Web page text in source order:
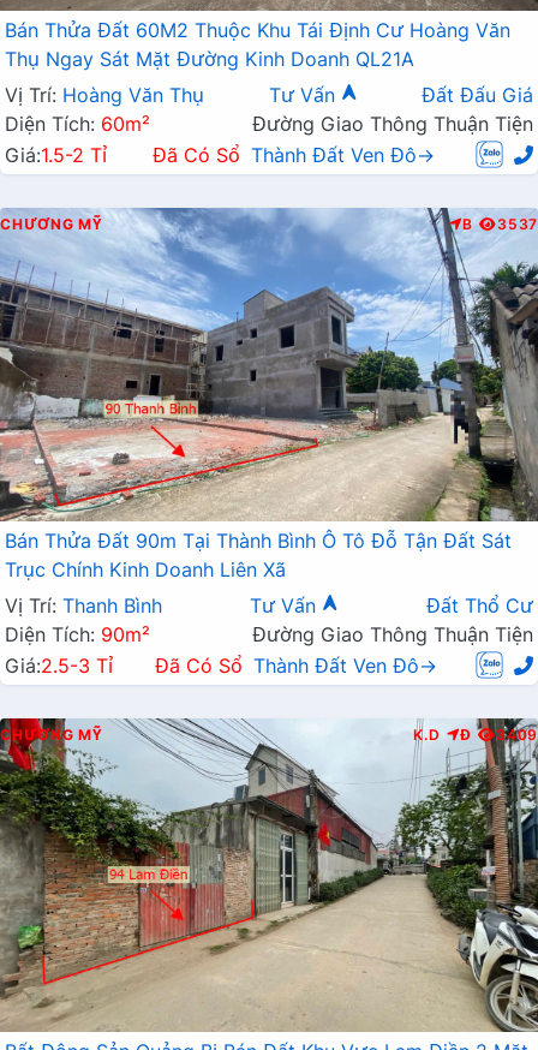
Bán Thửa Đất 60M2 Thuộc Khu Tái Định Cư Hoàng Văn
Thụ Ngay Sát Mặt Đường Kinh Doanh QL21A
Vị Trí: Hoàng Văn Thụ Tư Vấn
Đất Đấu Giá
Diện Tích: 60m²
Đường Giao Thông Thuận Tiện
Giá:1.5-2 Tỉ Đã Có Sổ Thành Đất Ven Đô→
CHƯƠNG MỸ B 3537
Bán Thửa Đất 90m Tại Thành Bình Ô Tô Đỗ Tận Đất Sát
Trục Chính Kinh Doanh Liên Xã
Vị Trí: Thanh Bình Tư Vấn
Đất Thổ Cư
Diện Tích: 90m²
Đường Giao Thông Thuận Tiện
Giá:2.5-3 Tỉ Đã Có Sổ Thành Đất Ven Đô→
CHƯƠNG MỸ K.D Đ 3409